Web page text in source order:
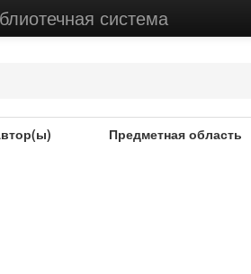
система
Предметная область